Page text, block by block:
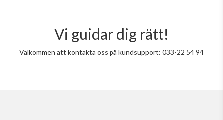
Vi guidar dig rätt!
Välkommen att kontakta oss på kundsupport: 033-22 54 94